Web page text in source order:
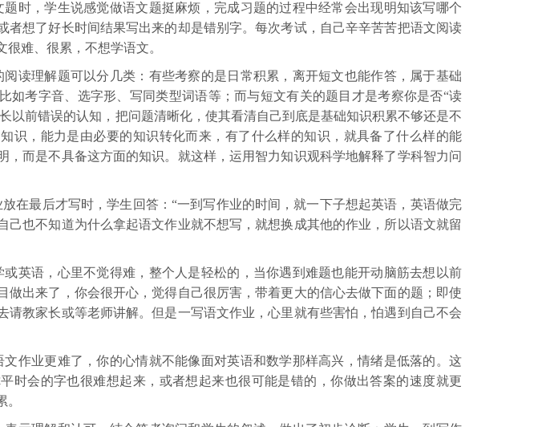
时，学生说感觉做语文题挺麻烦，完成习题的过程中经常会出现明知该写哪个
者想了好长时间结果写出来的却是错别字。每次考试，自己辛辛苦苦把语文阅读
难、很累，不想学语文。
读理解题可以分几类：有些考察的是日常积累，离开短文也能作答，属于基础
如考字音、选字形、写同类型词语等；而与短文有关的题目才是考察你是否“读
以前错误的认知，把问题清晰化，使其看清自己到底是基础知识积累不够还是不
识，能力是由必要的知识转化而来，有了什么样的知识，就具备了什么样的能
，而是不具备这方面的知识。就这样，运用智力知识观科学地解释了学科智力问
在最后才写时，学生回答： “一到写作业的时间，就一下子想起英语，英语做完
己也不知道为什么拿起语文作业就不想写，就想换成其他的作业，所以语文就留
英语，心里不觉得难，整个人是轻松的，当你遇到难题也能开动脑筋去想以前
做出来了，你会很开心，觉得自己很厉害，带着更大的信心去做下面的题；即使
请教家长或等老师讲解。但是一写语文作业，心里就有些害怕，怕遇到自己不会
作业更难了，你的心情就不能像面对英语和数学那样高兴，情绪是低落的。这
时会的字也很难想起来，或者想起来也很可能是错的，你做出答案的速度就更